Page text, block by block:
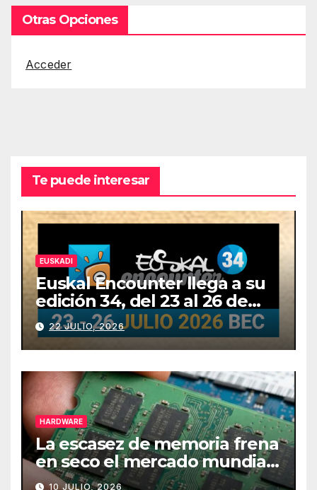
Otras Opciones
Acceder
Te puede interesar
EUSKADI
Euskal Encounter llega a su
edición 34, del 23 al 26 de
julio
22 JULIO, 2026
HARDWARE
La escasez de memoria frena
en seco el mercado mundial
de PCs
10 JULIO, 2026